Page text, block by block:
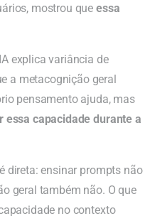
mostrou que essa
explica variância de
a metacognição geral
pensamento ajuda, mas
essa capacidade durante a
direta: ensinar prompts não
geral também não. O que
no contexto